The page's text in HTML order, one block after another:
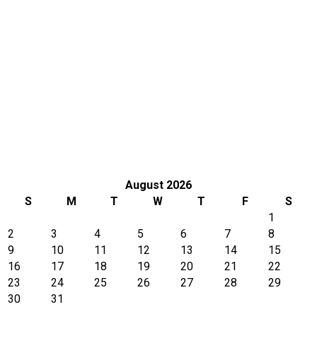
August 2026
S
M T W T F
S
1
2
3 4 5 6 7
8
9
10 11 12 13 14
15
16
17 18 19 20 21
22
23
24 25 26 27 28
29
30
31